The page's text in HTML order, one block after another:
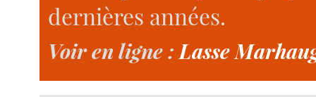
dernières années.
Voir en ligne : Lasse